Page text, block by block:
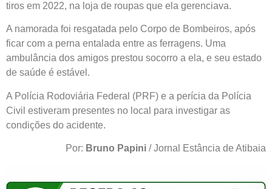
tiros em 2022, na loja de roupas que ela gerenciava.
A namorada foi resgatada pelo Corpo de Bombeiros, após
ficar com a perna entalada entre as ferragens. Uma
ambulância dos amigos prestou socorro a ela, e seu estado
de saúde é estável.
A Polícia Rodoviária Federal (PRF) e a perícia da Polícia
Civil estiveram presentes no local para investigar as
condições do acidente.
Por: Bruno Papini / Jornal Estância de Atibaia